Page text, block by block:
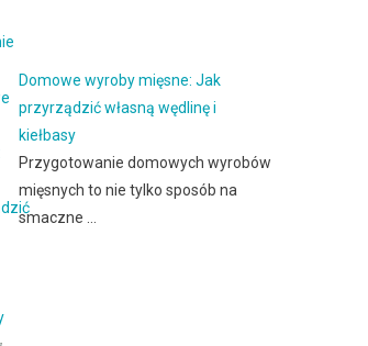
Domowe wyroby mięsne: Jak
przyrządzić własną wędlinę i
kiełbasy
Przygotowanie domowych wyrobów
mięsnych to nie tylko sposób na
smaczne …